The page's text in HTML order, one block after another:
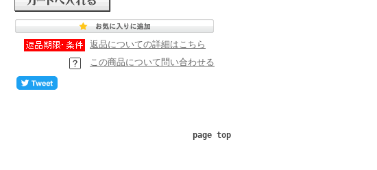
返品についての詳細はこちら
この商品について問い合わせる
page top